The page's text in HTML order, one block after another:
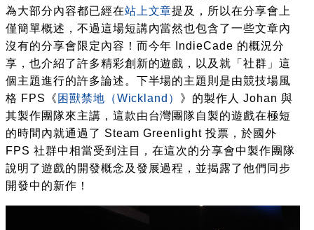
為大部分內容都已經在站上文章提及，所以在分享會上
僅簡單概述，不過這場短講內當然也包含了一些文章內
沒有的分享會限定內容！而今年 IndieCade 的概況分
享，也介紹了許多精彩創新的遊戲，以及就「社群」這
個主題進行的許多論述。下半場的主題則是由競技場風
格 FPS《 困獸禁地（Wickland） 》的製作人 Johan 與
其製作團隊來主講，這款由台灣團隊自製的遊戲在極短
的時間內就通過了 Steam Greenlight 投票，於國外
FPS 社群中相當受到注目，在這次的分享會中製作團隊
說明了遊戲的開發概念及發展過程，並揭露了他們同步
開發中的新作！